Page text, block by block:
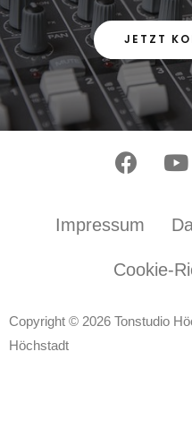
JETZT
Impressum
Cookie-
Copyright © 2026 Tonstudio
Höchstadt